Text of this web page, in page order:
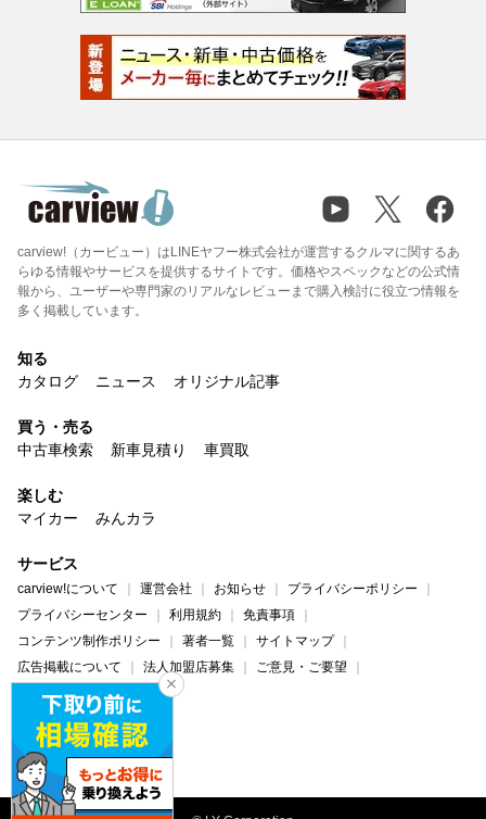
carview!（カービュー）はLINEヤフー株式会社が運営するクルマに関するあ
らゆる情報やサービスを提供するサイトです。価格やスペックなどの公式情
報から、ユーザーや専門家のリアルなレビューまで購入検討に役立つ情報を
多く掲載しています。
知る
カタログ
ニュース オリジナル記事
買う・売る
中古車検索
新車見積り 車買取
楽しむ
マイカー
みんカラ
サービス
carview!について 運営会社 お知らせ
プライバシーポリシー
プライバシーセンター
利用規約
免責事項
コンテンツ制作ポリシー
著者一覧
サイトマップ
広告掲載について
法人加盟店募集
ご意見・ご要望
ヘルプ・お問い合わせ
carview! Yahoo! JAPAN